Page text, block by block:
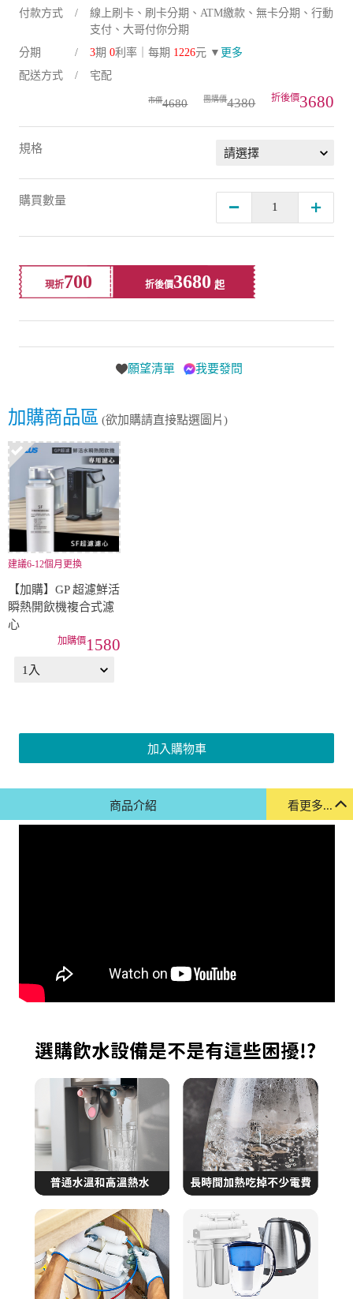
付款方式
線上刷卡、刷卡分期、ATM繳款、無卡分期、行動
支付、大哥付你分期
分期
3期 0利率｜每期 1226元 ▼ 更多
配送方式
宅配
4680 4380 3680
規格
購買數量
現折700 折後價3680
願望清單 我要發問
加購商品區 (欲加購請直接點選圖片)
建議6-12個月更換
【加購】GP 超濾鮮活
瞬熱開飲機複合式濾
心
1580
加入購物車
看更多...
商品介紹